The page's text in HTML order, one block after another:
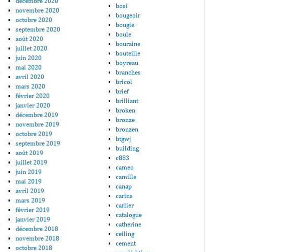
novembre 2020
octobre 2020
septembre 2020
août 2020
juillet 2020
juin 2020
mai 2020
avril 2020
mars 2020
février 2020
janvier 2020
décembre 2019
novembre 2019
octobre 2019
septembre 2019
août 2019
juillet 2019
juin 2019
mai 2019
avril 2019
mars 2019
février 2019
janvier 2019
décembre 2018
novembre 2018
octobre 2018
bosi
bougeoir
bougie
boule
bouraine
bouteille
boyreau
branches
bricol
brief
brilliant
broken
bronze
bronzen
btgwj
building
c883
cameo
camille
canap
carins
carlier
catalogue
catherine
ceiling
cement